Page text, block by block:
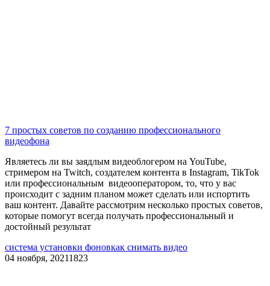
7 простых советов по созданию профессионального
видеофона
Являетесь ли вы заядлым видеоблогером на YouTube,
стримером на Twitch, создателем контента в Instagram, TikTok
или профессиональным видеооператором, то, что у вас
происходит с задним планом может сделать или испортить
ваш контент. Давайте рассмотрим несколько простых советов,
которые помогут всегда получать профессиональный и
достойный результат
система установки фоновкак снимать видео
04 ноября, 20211823